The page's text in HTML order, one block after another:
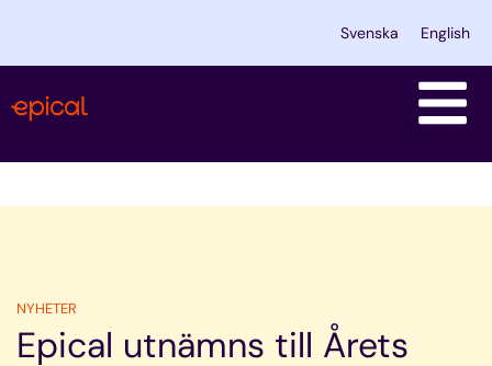
Svenska English
NYHETER
Epical utnämns till Årets